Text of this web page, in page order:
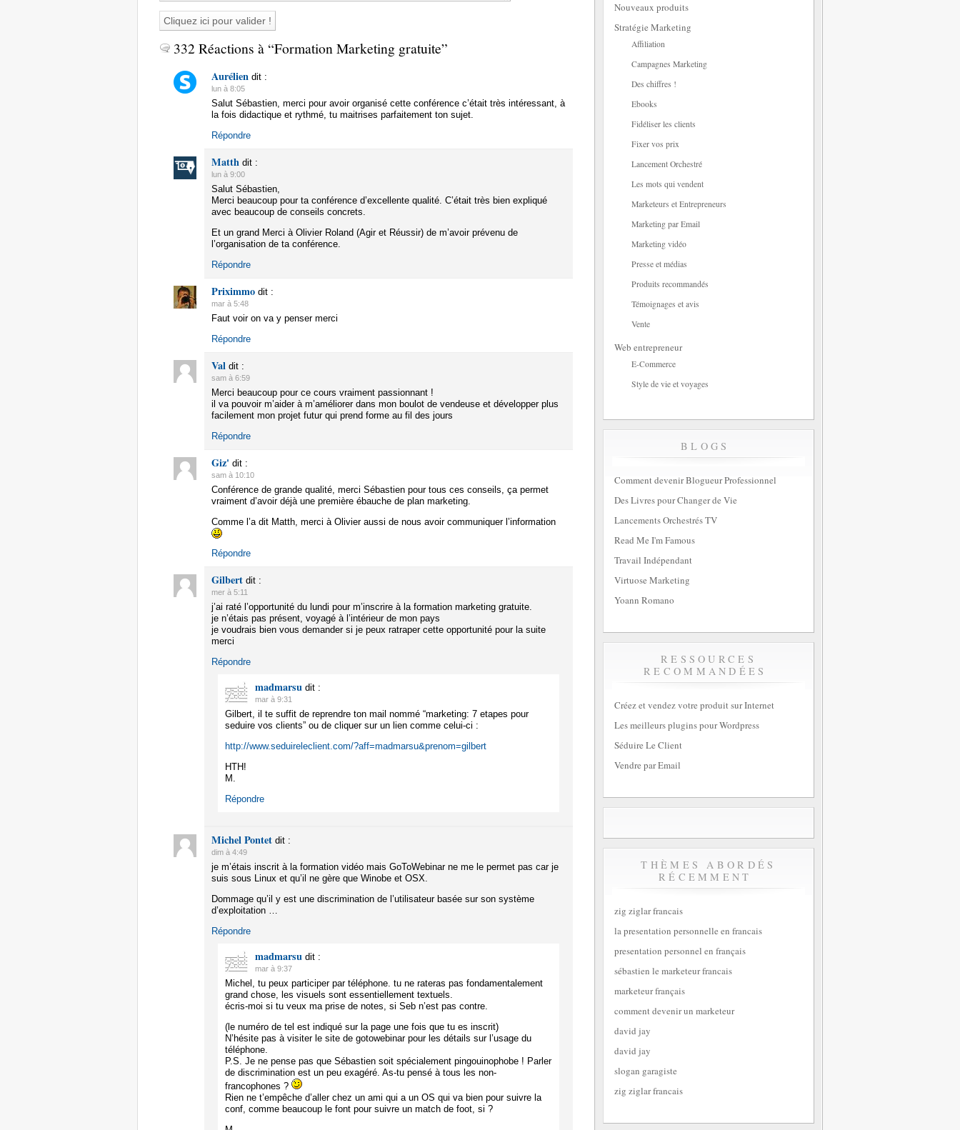
332 Réactions à “Formation Marketing gratuite”
Aurélien dit :
lun à 8:05
Salut Sébastien, merci pour avoir organisé cette conférence c’était très intéressant, à
la fois didactique et rythmé, tu maitrises parfaitement ton sujet.
Répondre
Matth dit :
lun à 9:00
Salut Sébastien,
Merci beaucoup pour ta conférence d’excellente qualité. C’était très bien expliqué
avec beaucoup de conseils concrets.
Et un grand Merci à Olivier Roland (Agir et Réussir) de m’avoir prévenu de
l’organisation de ta conférence.
Répondre
Priximmo dit :
mar à 5:48
Faut voir on va y penser merci
Répondre
Val dit :
sam à 6:59
Merci beaucoup pour ce cours vraiment passionnant !
il va pouvoir m’aider à m’améliorer dans mon boulot de vendeuse et développer plus
facilement mon projet futur qui prend forme au fil des jours
Répondre
Giz' dit :
sam à 10:10
Conférence de grande qualité, merci Sébastien pour tous ces conseils, ça permet
vraiment d’avoir déjà une première ébauche de plan marketing.
Comme l’a dit Matth, merci à Olivier aussi de nous avoir communiquer l’information
Répondre
Gilbert dit :
mer à 5:11
j’ai raté l’opportunité du lundi pour m’inscrire à la formation marketing gratuite.
je n’étais pas présent, voyagé à l’intérieur de mon pays
je voudrais bien vous demander si je peux ratraper cette opportunité pour la suite
merci
Répondre
madmarsu dit :
mar à 9:31
Gilbert, il te suffit de reprendre ton mail nommé “marketing: 7 etapes pour
seduire vos clients” ou de cliquer sur un lien comme celui-ci :
http://www.seduireleclient.com/?aff=madmarsu&prenom=gilbert
HTH!
M.
Répondre
Michel Pontet dit :
dim à 4:49
je m’étais inscrit à la formation vidéo mais GoToWebinar ne me le permet pas car je
suis sous Linux et qu’il ne gère que Winobe et OSX.
Dommage qu’il y est une discrimination de l’utilisateur basée sur son système
d’exploitation …
Répondre
madmarsu dit :
mar à 9:37
Michel, tu peux participer par téléphone. tu ne rateras pas fondamentalement
grand chose, les visuels sont essentiellement textuels.
écris-moi si tu veux ma prise de notes, si Seb n’est pas contre.
(le numéro de tel est indiqué sur la page une fois que tu es inscrit)
N’hésite pas à visiter le site de gotowebinar pour les détails sur l’usage du
téléphone.
P.S. Je ne pense pas que Sébastien soit spécialement pingouinophobe ! Parler
de discrimination est un peu exagéré. As-tu pensé à tous les non-
francophones ?
Rien ne t’empêche d’aller chez un ami qui a un OS qui va bien pour suivre la
conf, comme beaucoup le font pour suivre un match de foot, si ?
Nouveaux produits
Stratégie Marketing
Affiliation
Campagnes Marketing
Des chiffres !
Ebooks
Fidéliser les clients
Fixer vos prix
Lancement Orchestré
Les mots qui vendent
Marketeurs et Entrepreneurs
Marketing par Email
Marketing vidéo
Presse et médias
Produits recommandés
Témoignages et avis
Vente
Web entrepreneur
E-Commerce
Style de vie et voyages
BLOGS
Comment devenir Blogueur Professionnel
Des Livres pour Changer de Vie
Lancements Orchestrés TV
Read Me I'm Famous
Travail Indépendant
Virtuose Marketing
Yoann Romano
RESSOURCES
RECOMMANDÉES
Créez et vendez votre produit sur Internet
Les meilleurs plugins pour Wordpress
Séduire Le Client
Vendre par Email
THÈMES ABORDÉS
RÉCEMMENT
zig ziglar francais
la presentation personnelle en francais
presentation personnel en français
sébastien le marketeur francais
marketeur français
comment devenir un marketeur
david jay
david jay
slogan garagiste
zig ziglar francais